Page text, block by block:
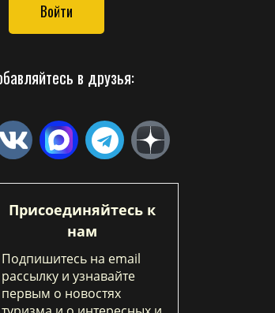
Войти
в друзья:
Присоединяйтесь к
нам
Подпишитесь на email
рассылку и узнавайте
первым о новостях